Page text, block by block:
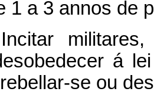
1 a 3 annos de
á
se ou